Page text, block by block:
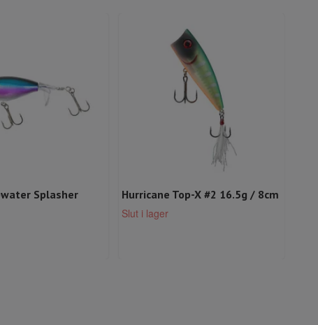
Splasher
Hurricane Top-X #2 16.5g / 8cm
Slut i lager